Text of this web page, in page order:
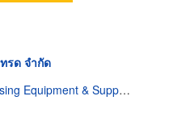
รด จำกัด
Equipment & Supplies